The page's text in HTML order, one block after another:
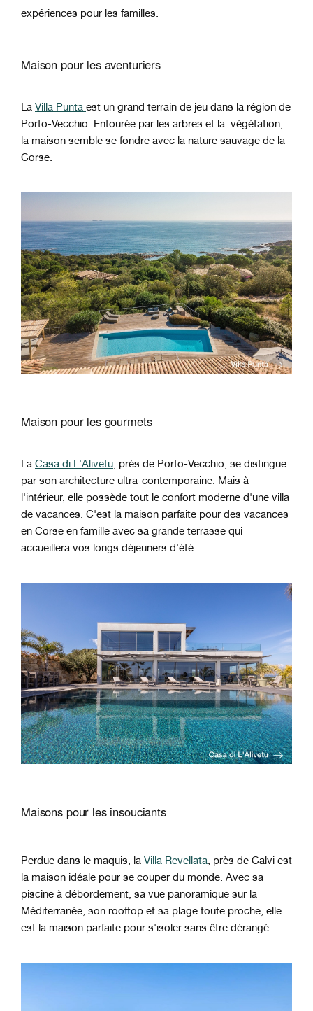
expériences pour les familles.
Maison pour les aventuriers
La Villa Punta est un grand terrain de jeu dans la région de
Porto-Vecchio. Entourée par les arbres et la végétation,
la maison semble se fondre avec la nature sauvage de la
Corse.
Maison pour les gourmets
La Casa di L'Alivetu, près de Porto-Vecchio, se distingue
par son architecture ultra-contemporaine. Mais à
l'intérieur, elle possède tout le confort moderne d'une villa
de vacances. C'est la maison parfaite pour des vacances
en Corse en famille avec sa grande terrasse qui
accueillera vos longs déjeuners d'été.
Maisons pour les insouciants
Perdue dans le maquis, la Villa Revellata, près de Calvi est
la maison idéale pour se couper du monde. Avec sa
piscine à débordement, sa vue panoramique sur la
Méditerranée, son rooftop et sa plage toute proche, elle
est la maison parfaite pour s'isoler sans être dérangé.